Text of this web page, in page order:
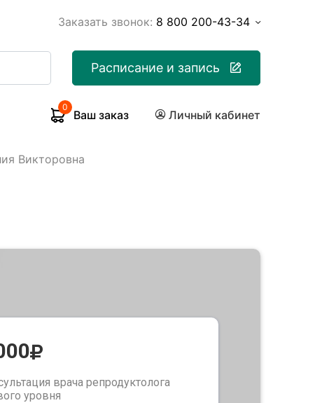
Заказать звонок: 8 800 200-43-34
Расписание и запись
0
Ваш заказ Личный кабинет
Викторовна
врача репродуктолога
уровня